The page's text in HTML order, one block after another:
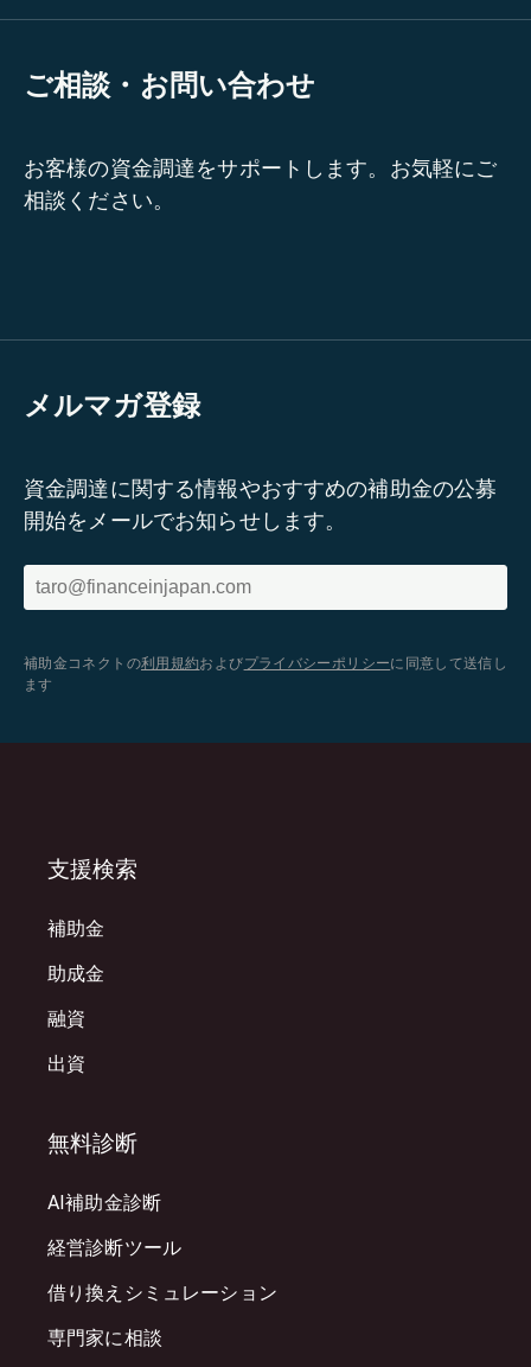
ご相談・お問い合わせ
お客様の資金調達をサポートします。お気軽にご
相談ください。
メルマガ登録
資金調達に関する情報やおすすめの補助金の公募
開始をメールでお知らせします。
補助金コネクトの利用規約およびプライバシーポリシーに同意して送信し
ます
支援検索
補助金
助成金
融資
出資
無料診断
AI補助金診断
経営診断ツール
借り換えシミュレーション
専門家に相談